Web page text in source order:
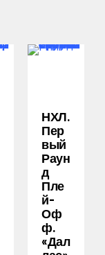
НХЛ.
Пер
Вый
Раун
Д
Пле
Й-
Оф
Ф.
«Дал